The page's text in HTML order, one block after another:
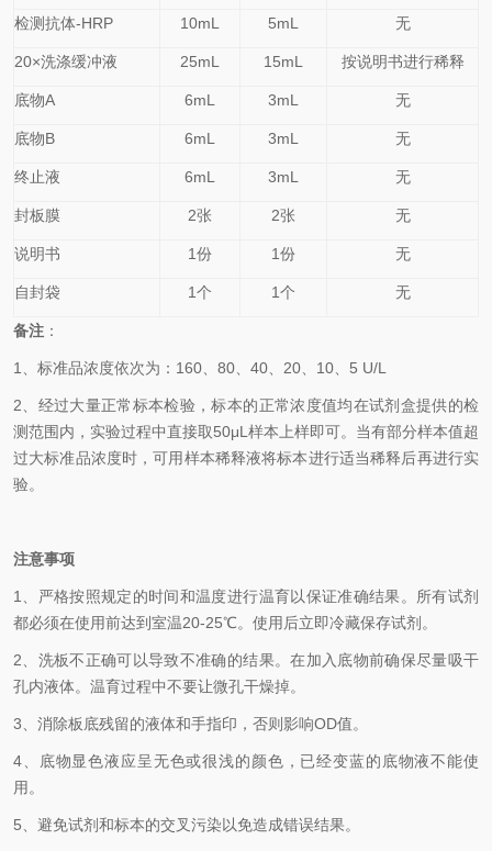
检测抗体-HRP 10mL 5mL 无
20×洗涤缓冲液 25mL 15mL 按说明书进行稀释
底物A 6mL 3mL 无
底物B 6mL 3mL 无
终止液 6mL 3mL 无
封板膜 2张 2张 无
说明书 1份 1份 无
自封袋 1个 1个 无
备注 ：
1、 标准品浓度依次为： 160 、80、40、20、10、5 U/L
2、 经过大量正常标本检验，标本的正常浓度值均在试剂盒提供的检
测范围内，实验过程中直接取50μL 样本上样即可。当有部分样本值超
过大标准品浓度时，可用样本稀释液将标本进行适当稀释后再进行实
验。
注意事项
1、 严格按照规定的时间和温度进行温育以保证准确结果。所有试剂
都必须在使用前达到室温20-25℃。使用后立即冷藏保存试剂。
2、 洗板不正确可以导致不准确的结果。在加入底物前确保尽量吸干
孔内液体。温育过程中不要让微孔干燥掉。
3、 消除板底残留的液体和手指印，否则影响OD值。
4、
底物显色液应呈无色或很浅的颜色，已经变蓝的底物液不能使
用。
5、 避免试剂和标本的交叉污染以免造成错误结果。